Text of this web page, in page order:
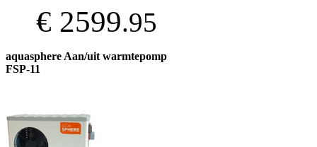
€ 2599.95
aquasphere Aan/uit warmtepomp
FSP-11